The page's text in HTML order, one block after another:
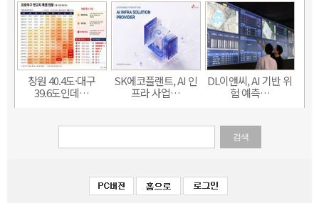
창원 40.4도·대구
39.6도인데…
SK에코플랜트, AI 인
프라 사업…
DL이앤씨, AI 기반 위
험 예측…
검색